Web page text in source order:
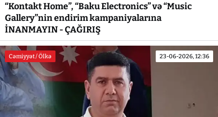
“Kontakt Home”, “Baku Electronics” və “Music
Gallery”nin endirim kampaniyalarına
İNANMAYIN - ÇAĞIRIŞ
Cəmiyyət / Ölkə 23-06-2026, 12:36